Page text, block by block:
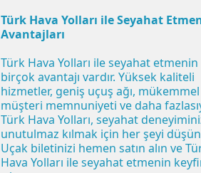
Türk Hava Yolları ile Seyahat
Avantajları
Türk Hava Yolları ile seyahat etmenin
birçok avantajı vardır. Yüksek kaliteli
hizmetler, geniş uçuş ağı, mükemmel
müşteri memnuniyeti ve daha
Türk Hava Yolları, seyahat
unutulmaz kılmak için her şeyi
Uçak biletinizi hemen satın alın ve
Hava Yolları ile seyahat etmenin